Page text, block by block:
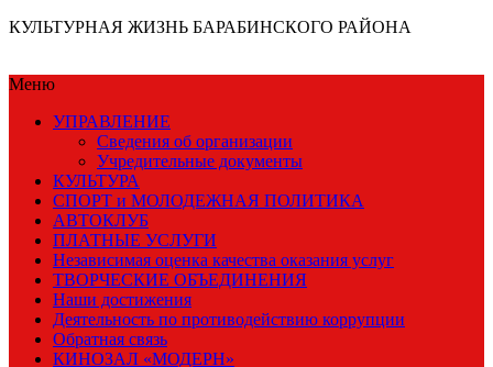
КУЛЬТУРНАЯ ЖИЗНЬ БАРАБИНСКОГО РАЙОНА
Меню
УПРАВЛЕНИЕ
Сведения об организации
Учредительные документы
КУЛЬТУРА
СПОРТ и МОЛОДЕЖНАЯ ПОЛИТИКА
АВТОКЛУБ
ПЛАТНЫЕ УСЛУГИ
Независимая оценка качества оказания услуг
ТВОРЧЕСКИЕ ОБЪЕДИНЕНИЯ
Наши достижения
Деятельность по противодействию коррупции
Обратная связь
КИНОЗАЛ «МОДЕРН»